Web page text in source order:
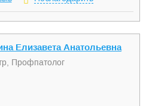
Елизавета Анатольевна
Профпатолог